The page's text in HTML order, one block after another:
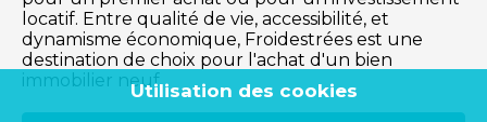
locatif. Entre qualité de vie, accessibilité, et
dynamisme économique, Froidestrées est une
destination de choix pour l'achat d'un bien
immobilier neuf.Utilisation des cookies